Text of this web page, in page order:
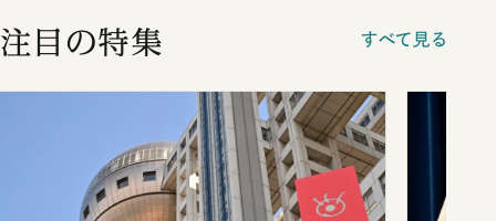
注目の特集 すべて見る